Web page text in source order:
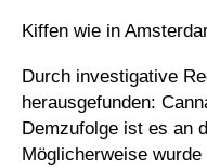
Kiffen wie in
Durch investigative
herausgefunden:
Demzufolge ist es an
Möglicherweise